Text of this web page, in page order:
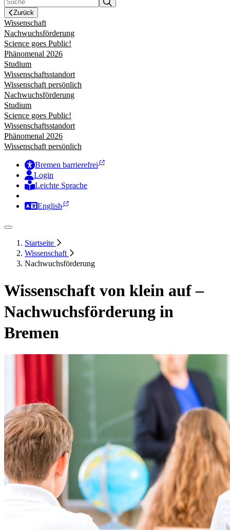
Zurück
Wissenschaft
Nachwuchsförderung
Science goes Public!
Phänomenal 2026
Studium
Wissenschaftsstandort
Wissenschaft persönlich
Nachwuchsförderung
Studium
Science goes Public!
Wissenschaftsstandort
Phänomenal 2026
Wissenschaft persönlich
Bremen barrierefrei
Login
Leichte Sprache
English
Startseite
Wissenschaft
Nachwuchsförderung
Wissenschaft von klein auf –
Nachwuchsförderung in
Bremen